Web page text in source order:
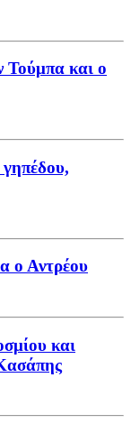
Τούμπα και ο
ο Αντρέου
και